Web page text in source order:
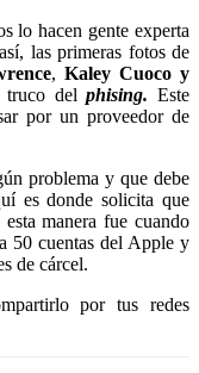
lo hacen gente experta
las primeras fotos de
, Kaley Cuoco y
truco delphising.Este
por un proveedor de
problema y que debe
es donde solicita que
manera fue cuando
50 cuentas del Apple y
de cárcel.
por tus redes